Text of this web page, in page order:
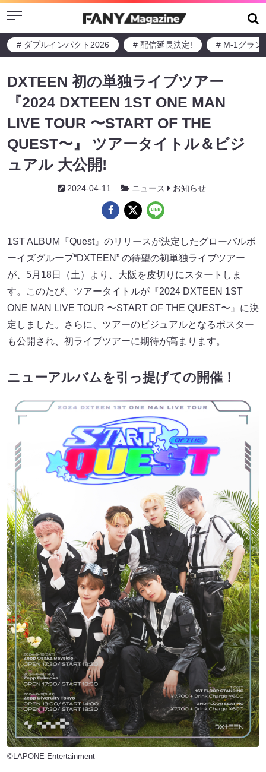
Menu
# ダブルインパクト2026 # 配信延長決定! # M-1グラン
DXTEEN 初の単独ライブツアー
『2024 DXTEEN 1ST ONE MAN
LIVE TOUR 〜START OF THE
QUEST〜』 ツアータイトル＆ビジ
ュアル 大公開!
2024-04-11 ニュース お知らせ
1ST ALBUM『Quest』のリリースが決定したグローバルボ
ーイズグループ“DXTEEN” の待望の初単独ライブツアー
が、5月18日（土）より、大阪を皮切りにスタートしま
す。このたび、ツアータイトルが『2024 DXTEEN 1ST
ONE MAN LIVE TOUR 〜START OF THE QUEST〜』に決
定しました。さらに、ツアーのビジュアルとなるポスター
も公開され、初ライブツアーに期待が高まります。
ニューアルバムを引っ提げての開催！
©LAPONE Entertainment